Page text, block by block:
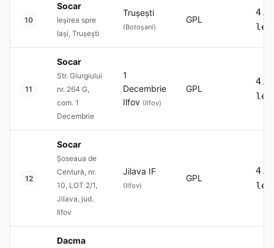
10
Socar
Ieșirea spre
Iași, Trușești
Trușești
(Botoșani)
GPL
11
Socar
Str. Giurgiului
nr. 264 G,
com. 1
Decembrie
1
Decembrie
Ilfov (Ilfov)
GPL
12
Socar
Șoseaua de
Centură, nr.
10, LOT 2/1,
Jilava, jud.
Ilfov
Jilava IF
(Ilfov)
GPL
Dacma